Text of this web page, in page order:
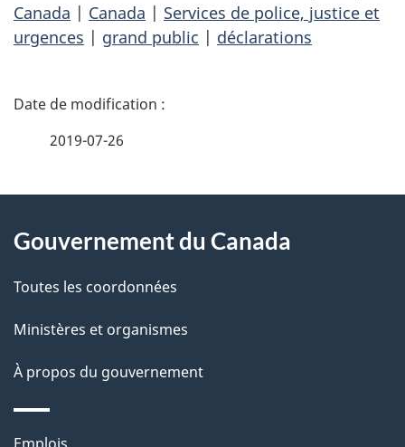
Canada | Canada | Services de police, justice et
urgences | grand public | déclarations
D
i
l
s
d
e
2019-07-26
propos
de
ce
site
Gouvernement du Canada
Toutes les coordonnées
Ministères et organismes
À propos du gouvernement